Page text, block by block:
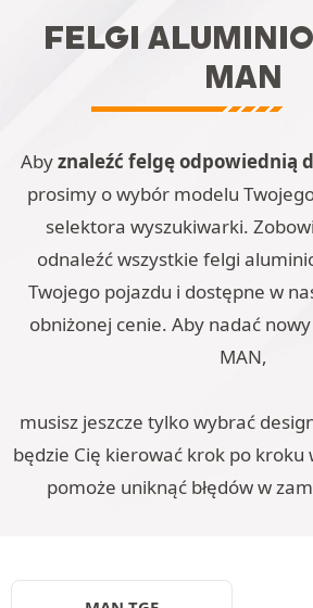
FELGI
MAN
Abyznaleźć felgę odpowiednią
prosimy o wybór modelu
selektora wyszukiwarki.
odnaleźć wszystkie felgi
Twojego pojazdu i dostępne w
obniżonej cenie. Aby nadać
MAN,
musisz jeszcze tylko wybrać
będzie Cię kierować krok po kroku
pomoże uniknąć błędów w